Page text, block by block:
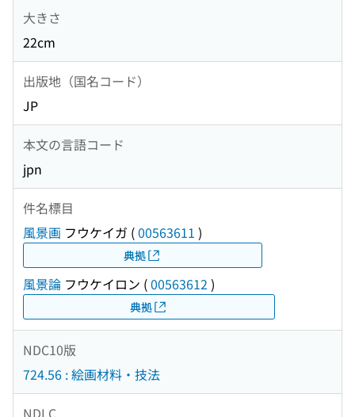
大きさ
22cm
出版地（国名コード）
JP
本文の言語コード
jpn
件名標目
風景画 フウケイガ (00563611 )
典拠
風景論 フウケイロン (00563612 )
典拠
NDC10版
724.56 : 絵画材料・技法
NDLC